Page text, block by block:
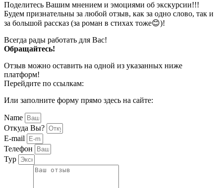
Поделитесь Вашим мнением и эмоциями об экскурсии!!!
Будем признательны за любой отзыв, как за одно слово, так и
за большой рассказ (за роман в стихах тоже😊)!
Всегда рады работать для Вас!
Обращайтесь!
Отзыв можно оставить на одной из указанных ниже
платформ!
Перейдите по ссылкам:
Или заполните форму прямо здесь на сайте:
Name
Откуда Вы?
E-mail
Телефон
Тур